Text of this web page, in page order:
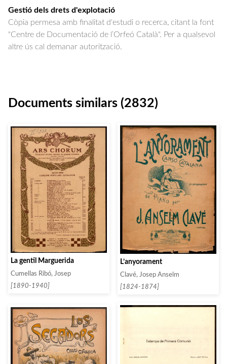
Gestió dels drets d'explotació
Còpia permesa amb finalitat d'estudi o recerca, citant la font
"Centre de Documentació de l’Orfeó Català". Per a qualsevol
altre ús cal demanar autorització.
Documents similars (2832)
La gentil Marguerida
Cumellas Ribó, Josep
[1890-1940]
L’anyorament
Clavé, Josep Anselm
[1824-1874]